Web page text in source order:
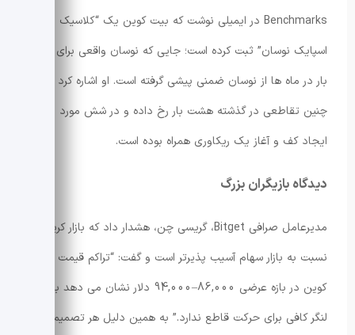
Benchmarks در ایمیلی نوشت که بیت کوین یک “کلاسیک
اسپایک نوسان” ثبت کرده است؛ جایی که نوسان واقعی برای اولین
بار در ماه ها از نوسان ضمنی پیشی گرفته است. او اشاره کرد که
چنین تقاطعی در گذشته هشت بار رخ داده و در شش مورد با
ایجاد کف و آغاز یک ریکاوری همراه بوده است.
دیدگاه بازیگران بزرگ
مدیرعامل صرافی Bitget، گریسی چن، هشدار داد که بازار کریپتو
نسبت به بازار سهام آسیب پذیرتر است و گفت: “تراکم قیمت بیت
کوین در بازه عرضی 86,000–94,000 دلار نشان می دهد بازار
لنگر کافی برای حرکت قاطع ندارد.” به همین دلیل هر تصمیمی از